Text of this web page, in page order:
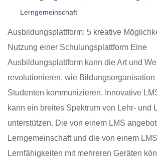
Lerngemeinschaft
Ausbildungsplattform: 5 kreative
Nutzung einer Schulungsplattform Eine
Ausbildungsplattform kann die Art und
revolutionieren, wie Bildungsorganisation
Studenten kommunizieren. Innovative
kann ein breites Spektrum von Lehr- und
unterstützen. Die von einem LMS
Lerngemeinschaft und die von einem
Lernfähigkeiten mit mehreren Geräten